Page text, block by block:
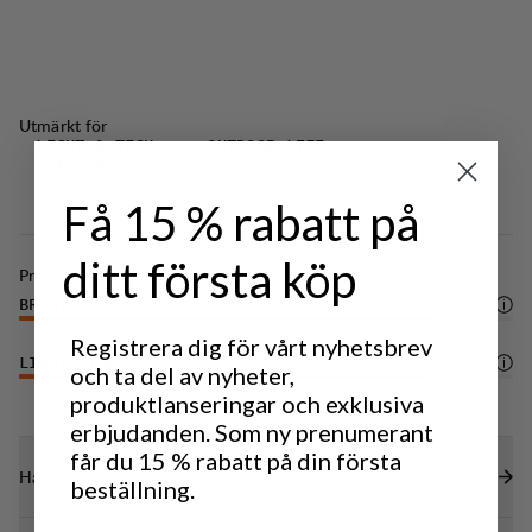
Utmärkt för
LIGHT & TECH
OUTDOOR LIFE
Prestanda
BREATHABILITY
LIGHTWEIGHT
Hållbarhetsegenskaper
Få 15 % rabatt på
ditt första köp
Registrera dig för vårt nyhetsbrev
och ta del av nyheter,
produktlanseringar och exklusiva
erbjudanden. Som ny prenumerant
får du 15 % rabatt på din första
beställning.